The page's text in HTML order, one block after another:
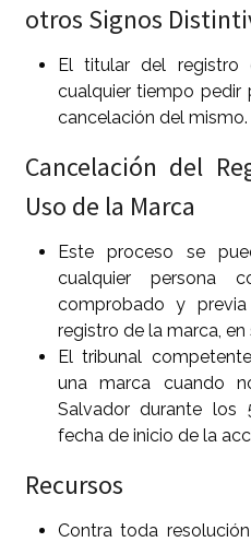
otros Signos
El titular del registro
cualquier tiempo pedir
cancelación del mismo.
Cancelación del
Uso de la Marca
Este proceso se
cualquier persona
comprobado y
registro de la marca, en
El tribunal
una marca cuando
Salvador durante los
fecha de inicio de la
Recursos
Contra toda